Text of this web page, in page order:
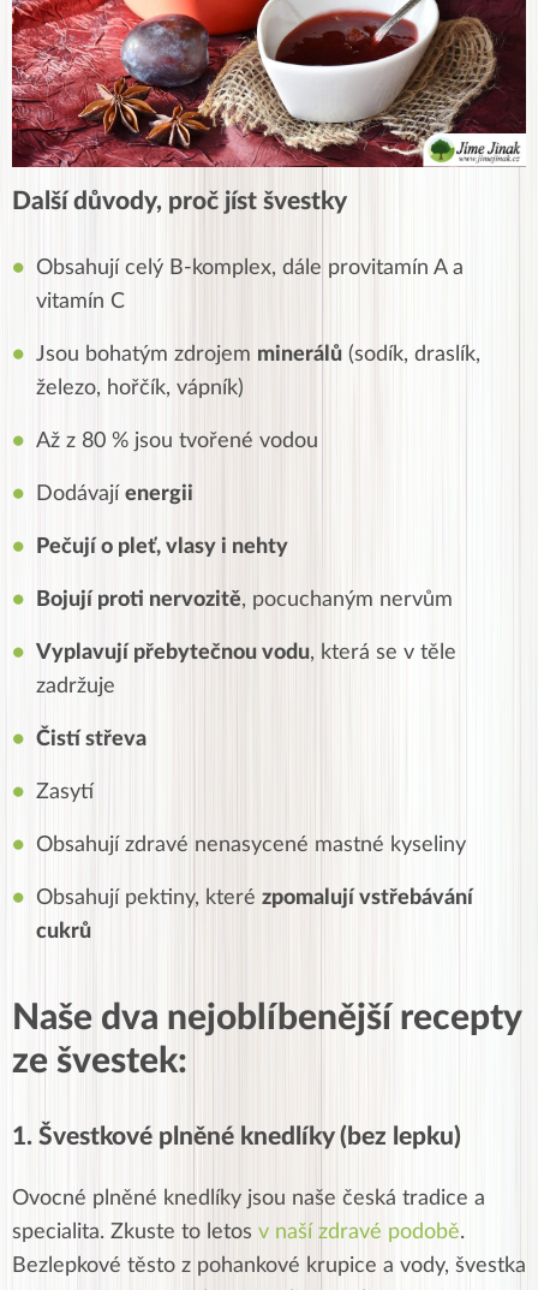
Další důvody, proč jíst švestky
Obsahují celý B-komplex, dále provitamín A a
vitamín C
Jsou bohatým zdrojem minerálů (sodík, draslík,
železo, hořčík, vápník)
Až z 80 % jsou tvořené vodou
Dodávají energii
Pečují o pleť, vlasy i nehty
Bojují proti nervozitě, pocuchaným nervům
Vyplavují přebytečnou vodu, která se v těle
zadržuje
Čistí střeva
Zasytí
Obsahují zdravé nenasycené mastné kyseliny
Obsahují pektiny, které zpomalují vstřebávání
cukrů
Naše dva nejoblíbenější recepty
ze švestek:
1. Švestkové plněné knedlíky (bez lepku)
Ovocné plněné knedlíky jsou naše česká tradice a
specialita. Zkuste to letos v naší zdravé podobě.
Bezlepkové těsto z pohankové krupice a vody, švestka